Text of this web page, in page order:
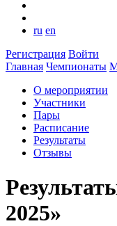
ru en
Регистрация Войти
Главная Чемпионаты
О мероприятии
Участники
Пары
Расписание
Результаты
Отзывы
2025»